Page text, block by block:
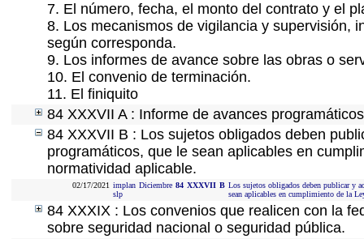
7. El número, fecha, el monto del contrato y el
8. Los mecanismos de vigilancia y supervisión,
según corresponda.
9. Los informes de avance sobre las obras o
10. El convenio de terminación.
11. El finiquito
84 XXXVII A : Informe de avances
84 XXXVII B : Los sujetos obligados deben
programáticos, que le sean aplicables en
normatividad aplicable.
02/17/2021 implan
slp
Diciembre 84 XXXVII B Los sujetos obligados deben publicar y
sean aplicables en cumplimiento de la
84 XXXIX : Los convenios que realicen con la
sobre seguridad nacional o seguridad pública.